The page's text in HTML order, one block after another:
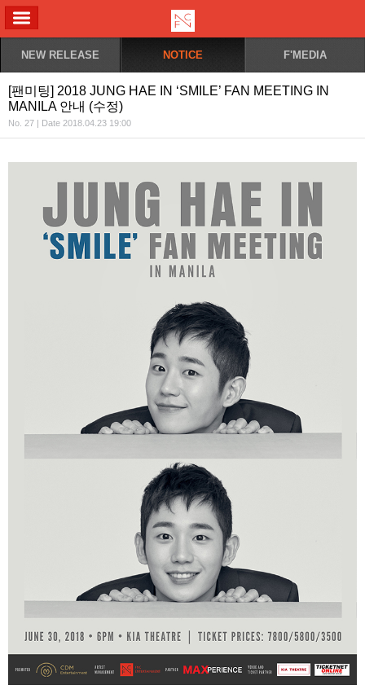
NEW RELEASE NOTICE F'MEDIA
[팬미팅] 2018 JUNG HAE IN ‘SMILE’ FAN MEETING IN
MANILA 안내 (수정)
No. 27 | Date 2018.04.23 19:00